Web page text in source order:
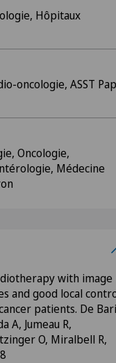
Hôpitaux
oncologie, ASST
Oncologie,
Médecine
with image
and good local
patients. De Bari
A, Jumeau R,
O, Miralbell R,